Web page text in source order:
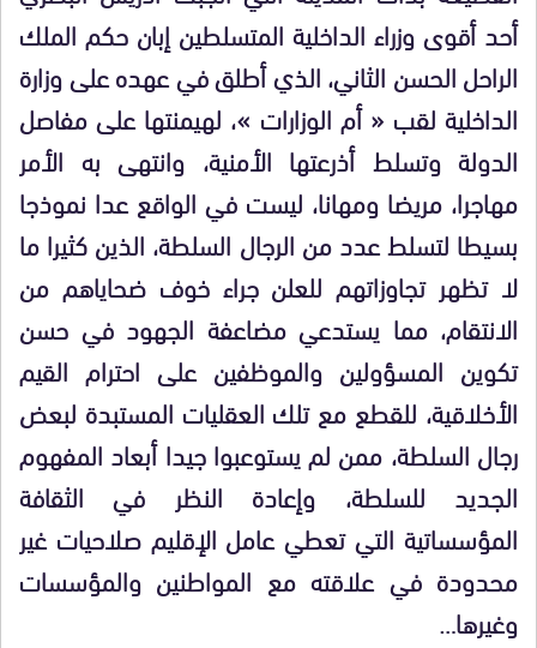
أحد أقوى وزراء الداخلية المتسلطين إبان حكم الملك
الراحل الحسن الثاني، الذي أطلق في عهده على وزارة
الداخلية لقب « أم الوزارات »، لهيمنتها على مفاصل
الدولة وتسلط أذرعتها الأمنية، وانتهى به الأمر
مهاجرا، مريضا ومهانا، ليست في الواقع عدا نموذجا
بسيطا لتسلط عدد من الرجال السلطة، الذين كثيرا ما
لا تظهر تجاوزاتهم للعلن جراء خوف ضحاياهم من
الانتقام، مما يستدعي مضاعفة الجهود في حسن
تكوين المسؤولين والموظفين على احترام القيم
الأخلاقية، للقطع مع تلك العقليات المستبدة لبعض
رجال السلطة، ممن لم يستوعبوا جيدا أبعاد المفهوم
الجديد للسلطة، وإعادة النظر في الثقافة
المؤسساتية التي تعطي عامل الإقليم صلاحيات غير
محدودة في علاقته مع المواطنين والمؤسسات
وغيرها…